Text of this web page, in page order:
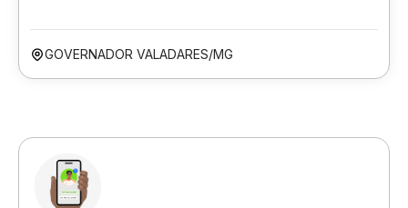
GOVERNADOR VALADARES/MG